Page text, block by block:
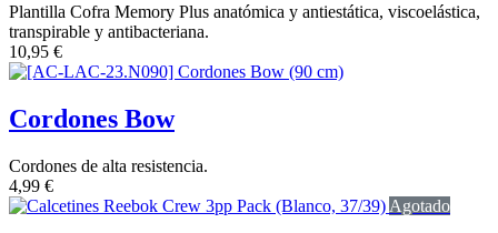
Plantilla Cofra Memory Plus anatómica y antiestática, viscoelástica,
transpirable y antibacteriana.
10,95 €
Cordones Bow
Cordones de alta resistencia.
4,99 €
Agotado